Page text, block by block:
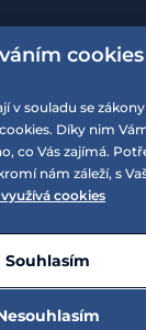
klubu
od 09:00, Pá
v souladu se zákony
Díky nim
co Vás zajímá.
nám záleží, s
cookies
Souhlasím